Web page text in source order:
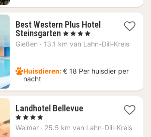
Best Western Plus Hotel
Steinsgarten 1
nacht
131
, 4 Sterren
Gießen · 13.1 km van Lahn-Dill-Kreis
Huisdieren:€ 18 Per huisdier per
nacht
Landhotel Bellevue1
vanaf
, 4 Sterren
Weimar · 25.5 km van Lahn-Dill-Kreis